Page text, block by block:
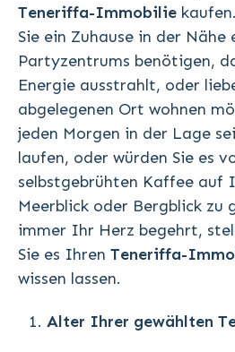
Teneriffa-Immobilie
Sie ein Zuhause in der Nähe
Partyzentrums benötigen,
Energie ausstrahlt, oder
abgelegenen Ort wohnen
jeden Morgen in der Lage
laufen, oder würden Sie es
selbstgebrühten Kaffee auf
Meerblick oder Bergblick zu
immer Ihr Herz begehrt,
Sie es Ihren Teneriffa-
wissen lassen.
Alter Ihrer gewählten